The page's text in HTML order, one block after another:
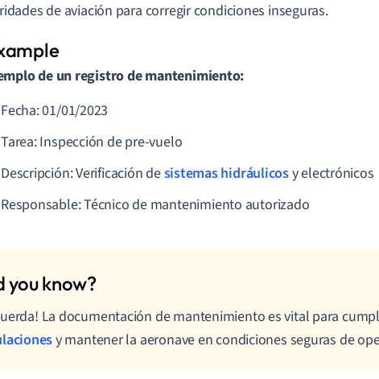
de aviación para corregir condiciones inseguras.
de un registro de mantenimiento:
Fecha: 01/01/2023
Tarea: Inspección de pre-vuelo
Descripción: Verificación desistemas hidráulicosy electrónicos
Responsable: Técnico de mantenimiento autorizado
La documentación de mantenimiento es vital para
y mantener la aeronave en condiciones seguras de